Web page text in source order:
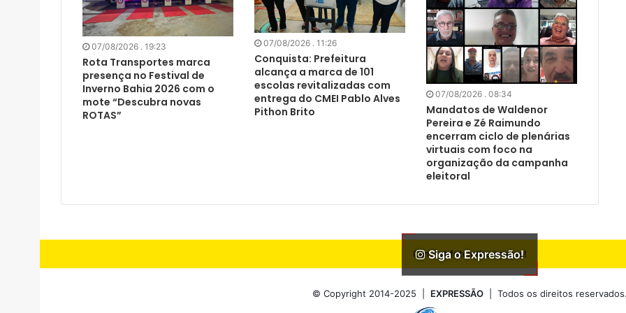
07/08/2026 . 19:23
Rota Transportes marca
presença no Festival de
Inverno Bahia 2026 com o
mote “Descubra novas
ROTAS”
07/08/2026 . 11:26
Conquista: Prefeitura
alcança a marca de 101
escolas revitalizadas com
entrega do CMEI Pablo Alves
Pithon Brito
07/08/2026 . 08:34
Mandatos de Waldenor
Pereira e Zé Raimundo
encerram ciclo de plenárias
virtuais com foco na
organização da campanha
eleitoral
Siga o Expressão!
Can not fetch the images!
© Copyright 2014-2025 | EXPRESSÃO| Todos os direitos